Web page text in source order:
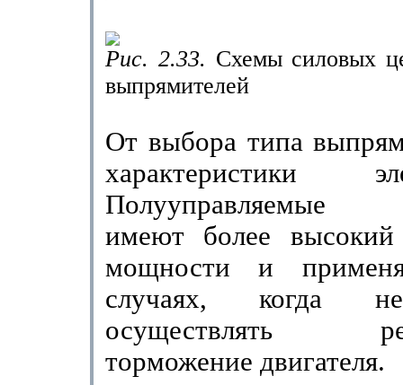
Рис. 2.33. Схемы силовых
выпрямителей
От выбора типа
характеристики
Полууправляемые
имеют более высокий
мощности и
случаях, когда
осуществлять
торможение двигателя.